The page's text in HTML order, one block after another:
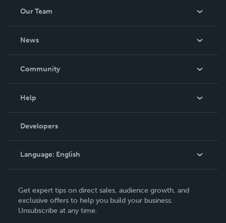
Our Team
News
In The News
Community
Podcast
Help
Order Lookup
Knowledge Base
Contact Support
Developers
Language: English
Deutsch
Français
Get expert tips on direct sales, audience growth, and
exclusive offers to help you build your business.
Unsubscribe at any time.